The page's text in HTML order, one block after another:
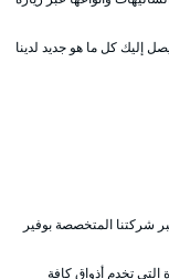
إليك كل ما هو جديد لدينا
شركتنا المتخصصة بوفير
التي تخدم أذواق كافة